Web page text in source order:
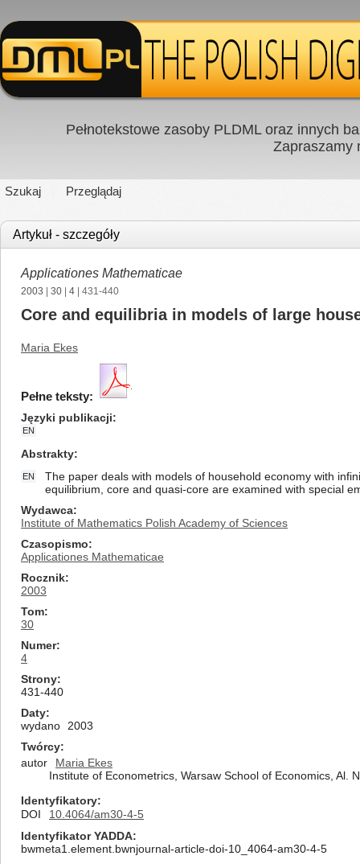
Pełnotekstowe zasoby PLDML oraz innych
Zapraszamy
Szukaj Przeglądaj
Artykuł - szczegóły
Applicationes Mathematicae
2003 30 4 | 431-440
Core and equilibria in models of large
Maria Ekes
Pełne teksty:
Języki publikacji
EN
Abstrakty
EN
The paper deals with models of household economy with
equilibrium, core and quasi-core are examined with special
Wydawca
Institute of Mathematics Polish Academy of Sciences
Czasopismo
Applicationes Mathematicae
Rocznik
2003
Tom
30
Numer
4
Strony
431-440
Daty
wydano
2003
Twórcy
autor
Maria Ekes
Institute of Econometrics, Warsaw School of Economics, Al.
Identyfikatory
DOI
10.4064/am30-4-5
Identyfikator YADDA
bwmeta1.element.bwnjournal-article-doi-10_4064-am30-4-5